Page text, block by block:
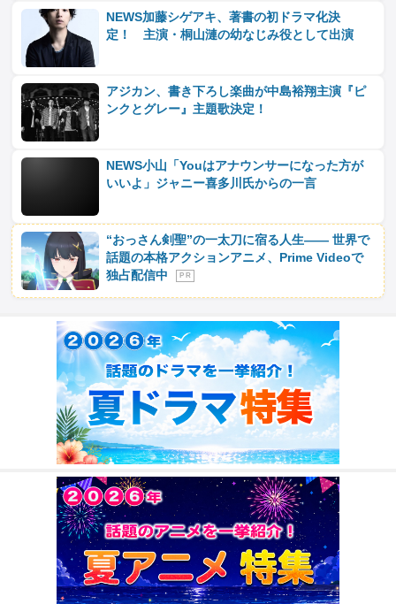
NEWS加藤シゲアキ、著書の初ドラマ化決
定！ 主演・桐山漣の幼なじみ役として出演
アジカン、書き下ろし楽曲が中島裕翔主演『ピ
ンクとグレー』主題歌決定！
NEWS小山「Youはアナウンサーになった方が
いいよ」ジャニー喜多川氏からの一言
“おっさん剣聖”の一太刀に宿る人生―― 世界で
話題の本格アクションアニメ、Prime Videoで
独占配信中
P R